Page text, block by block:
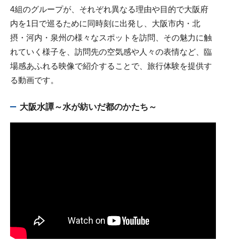
4組のグループが、それぞれ異なる理由や目的で大阪府
内を1日で巡るために同時刻に出発し、大阪市内・北
摂・河内・泉州の様々なスポットを訪問、その魅力に触
れていく様子を、訪問先の空気感や人々の表情など、臨
場感あふれる映像で紹介することで、旅行体験を提供す
る動画です。
大阪水譚～水が紡いだ都のかたち～